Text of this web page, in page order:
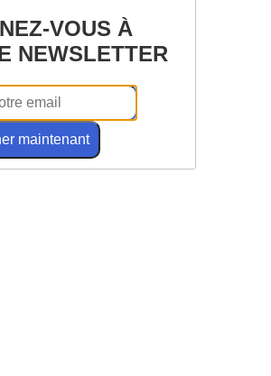
VOUS À
NEWSLETTER
maintenant